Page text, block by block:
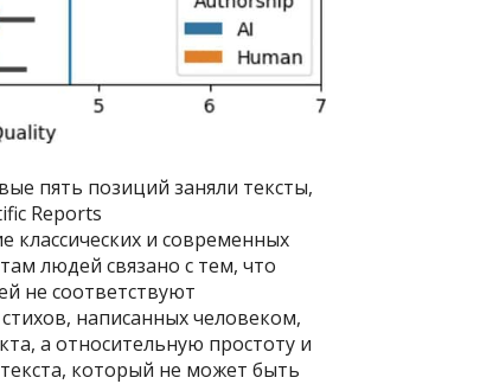
пять позиций заняли тексты,
Reports
классических и современных
людей связано с тем, что
не соответствуют
написанных человеком,
а относительную простоту и
который не может быть